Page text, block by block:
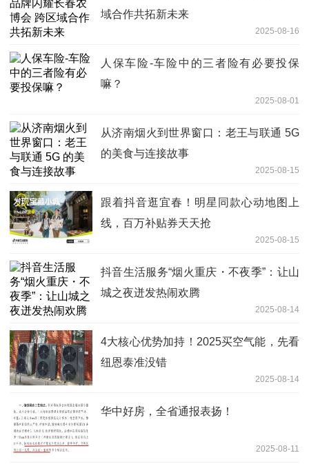
域合作共拓新未来
2025-08-16
人保车险-车险中的三者险有必要投保
嘛？
2025-08-01
从济南烟火到世界窗口：老王与联通 5G
的美食与连接故事
2025-08-15
跟着抖音逛宜春！明星同款心动地图上
线，百万补贴券天天抢
2025-08-15
抖音生活服务“烟火重庆・不夜季”：让山
城之夜迸发热闹欢腾
2025-08-14
4大核心优势加持！2025买空气能，先看
纽恩泰准没错
2025-08-14
华中好房，全省通报表扬！
2025-08-11